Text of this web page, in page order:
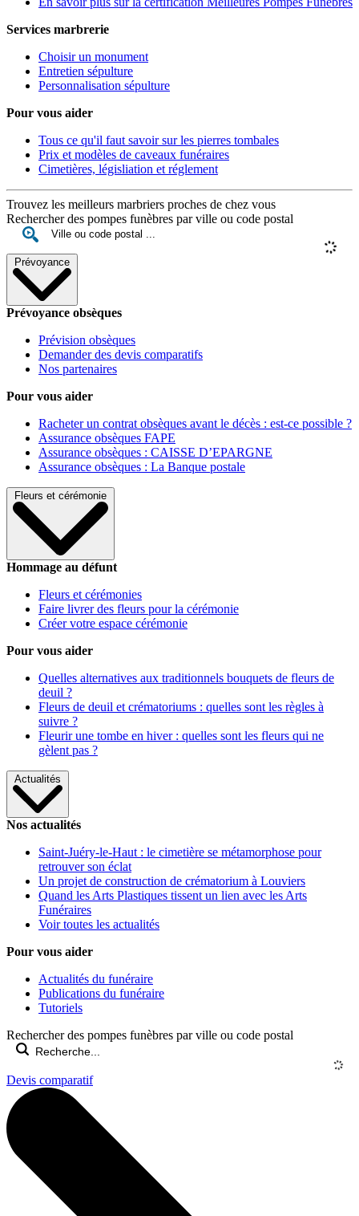
Services marbrerie
Choisir un monument
Entretien sépulture
Personnalisation sépulture
Pour vous aider
Tous ce qu'il faut savoir sur les pierres tombales
Prix et modèles de caveaux funéraires
Cimetières, législiation et réglement
Trouvez les meilleurs marbriers proches de chez vous
Rechercher des pompes funèbres par ville ou code postal
Prévoyance
Prévoyance obsèques
Prévision obsèques
Demander des devis comparatifs
Nos partenaires
Pour vous aider
Racheter un contrat obsèques avant le décès : est-ce possible ?
Assurance obsèques FAPE
Assurance obsèques : CAISSE D’EPARGNE
Assurance obsèques : La Banque postale
Fleurs et cérémonie
Hommage au défunt
Fleurs et cérémonies
Faire livrer des fleurs pour la cérémonie
Créer votre espace cérémonie
Pour vous aider
Quelles alternatives aux traditionnels bouquets de fleurs de
deuil ?
Fleurs de deuil et crématoriums : quelles sont les règles à
suivre ?
Fleurir une tombe en hiver : quelles sont les fleurs qui ne
gèlent pas ?
Actualités
Nos actualités
Saint-Juéry-le-Haut : le cimetière se métamorphose pour
retrouver son éclat
Un projet de construction de crématorium à Louviers
Quand les Arts Plastiques tissent un lien avec les Arts
Funéraires
Voir toutes les actualités
Pour vous aider
Actualités du funéraire
Publications du funéraire
Tutoriels
Rechercher des pompes funèbres par ville ou code postal
Devis comparatif